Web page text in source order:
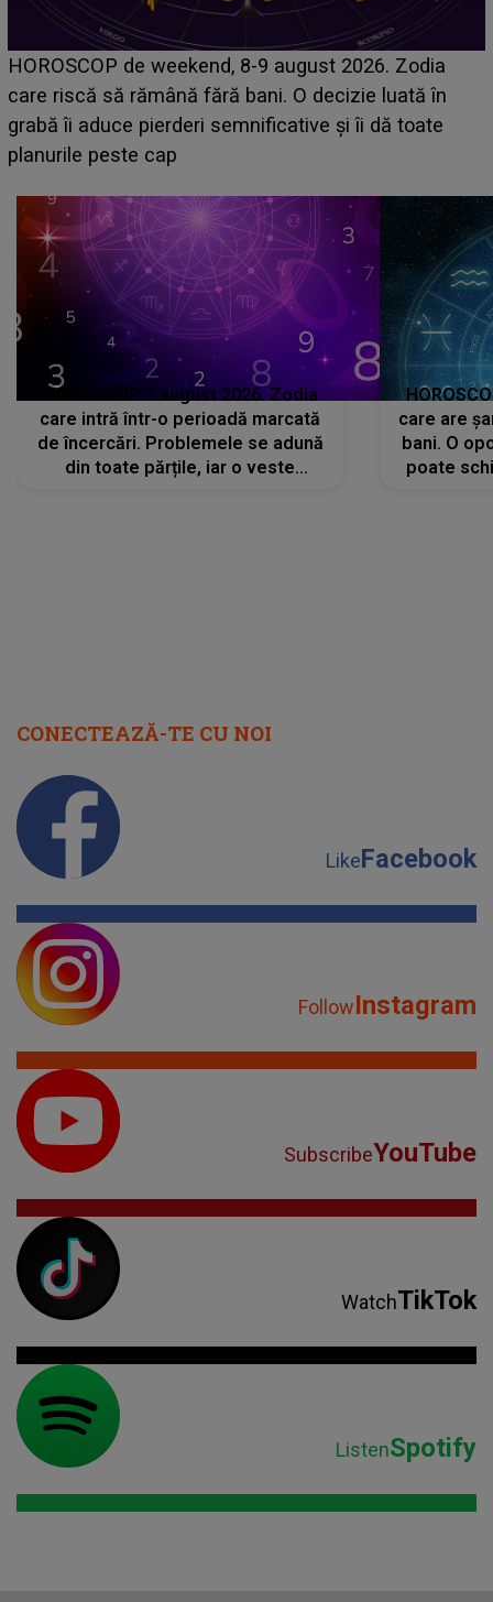
Emanuel a ținut ACEST DETALIU ASCUNS până
acum! În fața Alexandrei, concurentul din Casa Iubirii
face o MĂRTURISIRE NEAȘTEPTATĂ despre mama
sa: "I-am spus și ei în față, eu nu te iubesc pentru
HOROSCOP 7 august 2026. Zodia
care intră într-o perioadă marcată
de încercări. Problemele se adună
din toate părțile, iar o veste
care are
bani. O
poate
CONECTEAZĂ-TE CU NOI
LikeFacebook
FollowInstagram
SubscribeYouTube
WatchTikTok
ListenSpotify